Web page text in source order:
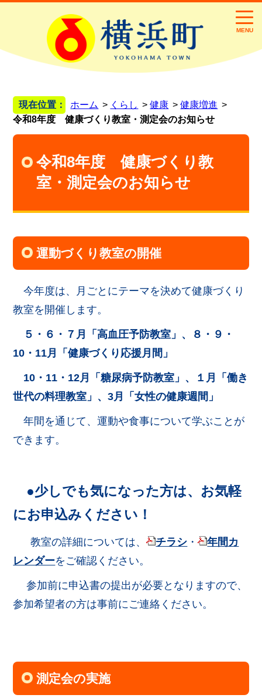
MENU
現在位置： ホーム くらし 健康
健康増進
令和8年度 健康づくり教室・測定会のお知らせ
令和8年度 健康づくり教
室・測定会のお知らせ
運動づくり教室の開催
今年度は、月ごとにテーマを決めて健康づくり
教室を開催します。
５・６・７月「高血圧予防教室」、８・９・
10・11月「健康づくり応援月間」
10・11・12月「糖尿病予防教室」、１月「働き
世代の料理教室」、3月「女性の健康週間」
年間を通じて、運動や食事について学ぶことが
できます。
●少しでも気になった方は、お気軽
にお申込みください！
教室の詳細については、 チラシ ・
年間カ
レンダーをご確認ください。
参加前に申込書の提出が必要となりますので、
参加希望者の方は事前にご連絡ください。
測定会の実施